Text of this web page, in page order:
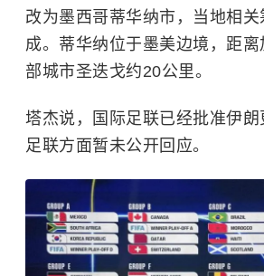
改为墨西哥蒂华纳市，当地相
成。蒂华纳位于墨美边境，距
部城市圣迭戈约20公里。
塔杰说，国际足联已经批准伊
足联方面暂未公开回应。